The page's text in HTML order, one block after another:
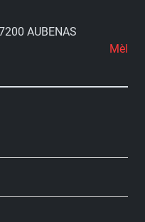
AUBENAS
Mèl